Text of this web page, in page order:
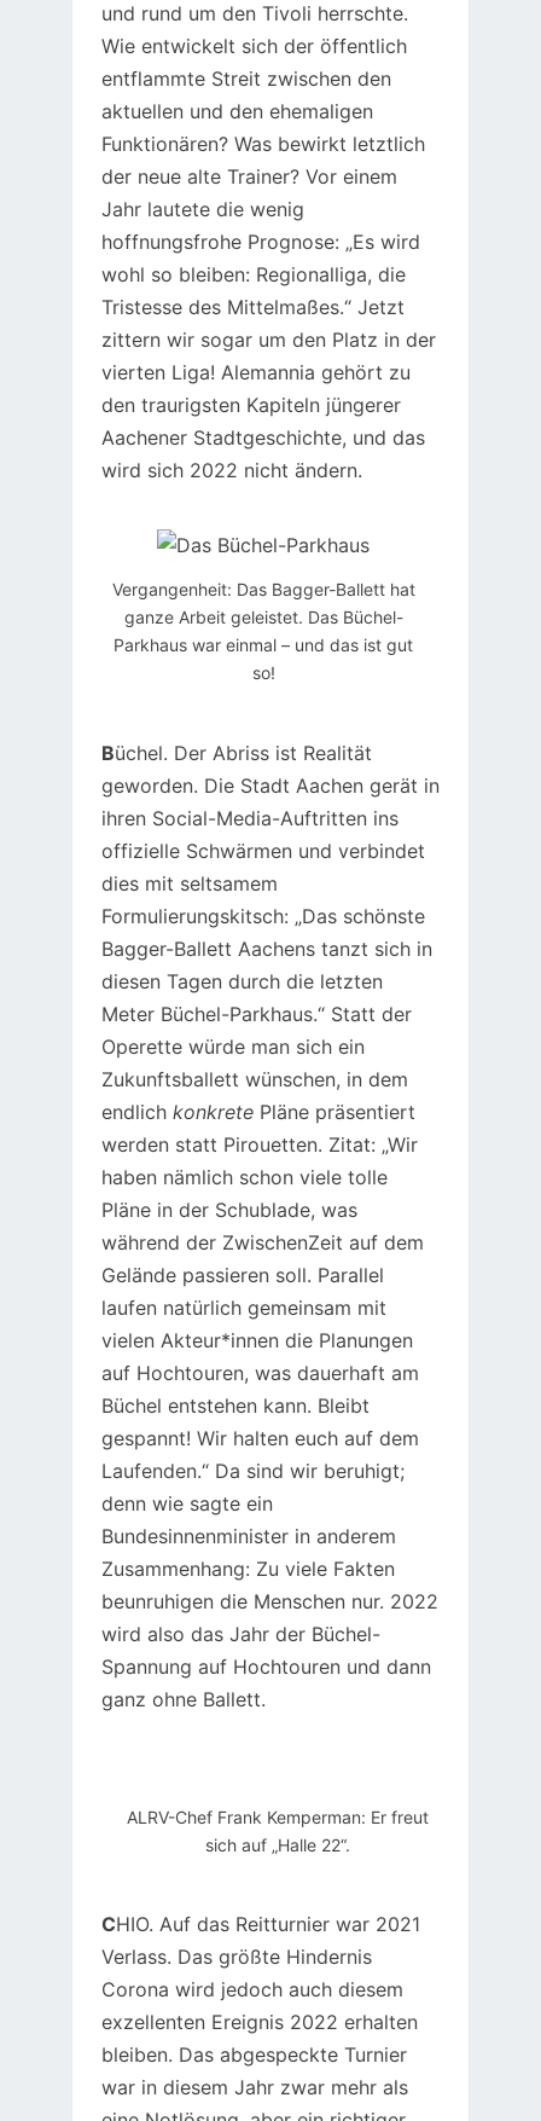
und rund um den Tivoli herrschte.
Wie entwickelt sich der öffentlich
entflammte Streit zwischen den
aktuellen und den ehemaligen
Funktionären? Was bewirkt letztlich
der neue alte Trainer? Vor einem
Jahr lautete die wenig
hoffnungsfrohe Prognose: „Es wird
wohl so bleiben: Regionalliga, die
Tristesse des Mittelmaßes.“ Jetzt
zittern wir sogar um den Platz in der
vierten Liga! Alemannia gehört zu
den traurigsten Kapiteln jüngerer
Aachener Stadtgeschichte, und das
wird sich 2022 nicht ändern.
Vergangenheit: Das Bagger-Ballett hat
ganze Arbeit geleistet. Das Büchel-
Parkhaus war einmal – und das ist gut
so!
Büchel. Der Abriss ist Realität
geworden. Die Stadt Aachen gerät in
ihren Social-Media-Auftritten ins
offizielle Schwärmen und verbindet
dies mit seltsamem
Formulierungskitsch: „Das schönste
Bagger-Ballett Aachens tanzt sich in
diesen Tagen durch die letzten
Meter Büchel-Parkhaus.“ Statt der
Operette würde man sich ein
Zukunftsballett wünschen, in dem
endlich konkretePläne präsentiert
werden statt Pirouetten. Zitat: „Wir
haben nämlich schon viele tolle
Pläne in der Schublade, was
während der ZwischenZeit auf dem
Gelände passieren soll. Parallel
laufen natürlich gemeinsam mit
vielen Akteur*innen die Planungen
auf Hochtouren, was dauerhaft am
Büchel entstehen kann. Bleibt
gespannt! Wir halten euch auf dem
Laufenden.“ Da sind wir beruhigt;
denn wie sagte ein
Bundesinnenminister in anderem
Zusammenhang: Zu viele Fakten
beunruhigen die Menschen nur. 2022
wird also das Jahr der Büchel-
Spannung auf Hochtouren und dann
ganz ohne Ballett.
ALRV-Chef Frank Kemperman: Er freut
sich auf „Halle 22“.
CHIO. Auf das Reitturnier war 2021
Verlass. Das größte Hindernis
Corona wird jedoch auch diesem
exzellenten Ereignis 2022 erhalten
bleiben. Das abgespeckte Turnier
war in diesem Jahr zwar mehr als